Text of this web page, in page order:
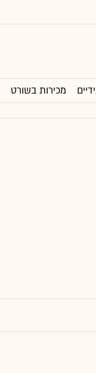
מכירות בשורט